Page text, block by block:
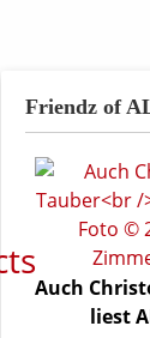
Friendz of
Auch
liest